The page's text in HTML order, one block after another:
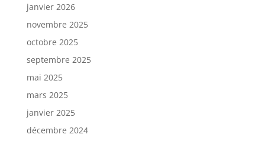
janvier 2026
novembre 2025
octobre 2025
septembre 2025
mai 2025
mars 2025
janvier 2025
décembre 2024